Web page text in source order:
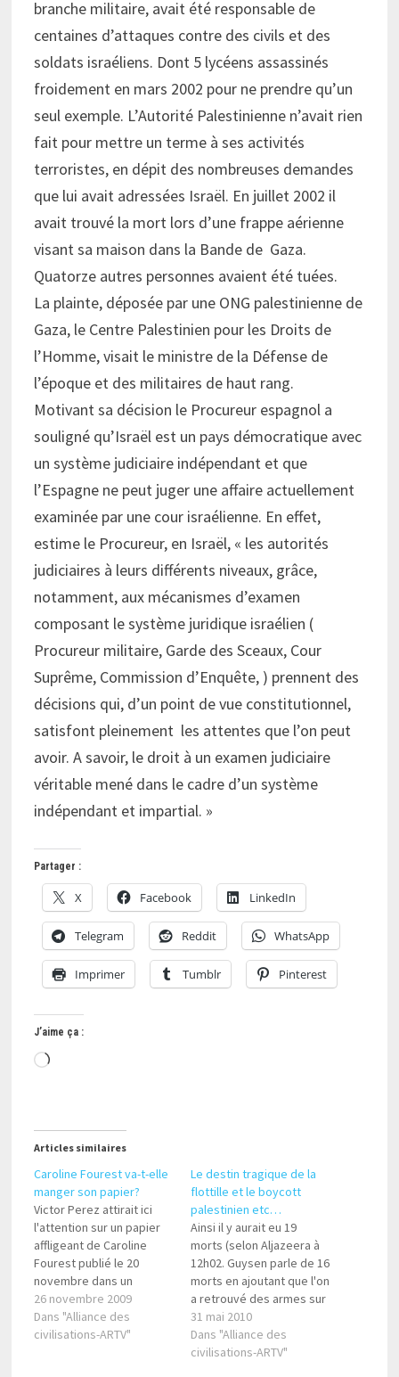
branche militaire, avait été responsable de
centaines d’attaques contre des civils et des
soldats israéliens. Dont 5 lycéens assassinés
froidement en mars 2002 pour ne prendre qu’un
seul exemple. L’Autorité Palestinienne n’avait rien
fait pour mettre un terme à ses activités
terroristes, en dépit des nombreuses demandes
que lui avait adressées Israël. En juillet 2002 il
avait trouvé la mort lors d’une frappe aérienne
visant sa maison dans la Bande de Gaza.
Quatorze autres personnes avaient été tuées.
La plainte, déposée par une ONG palestinienne de
Gaza, le Centre Palestinien pour les Droits de
l’Homme, visait le ministre de la Défense de
l’époque et des militaires de haut rang.
Motivant sa décision le Procureur espagnol a
souligné qu’Israël est un pays démocratique avec
un système judiciaire indépendant et que
l’Espagne ne peut juger une affaire actuellement
examinée par une cour israélienne. En effet,
estime le Procureur, en Israël, « les autorités
judiciaires à leurs différents niveaux, grâce,
notamment, aux mécanismes d’examen
composant le système juridique israélien (
Procureur militaire, Garde des Sceaux, Cour
Suprême, Commission d’Enquête, ) prennent des
décisions qui, d’un point de vue constitutionnel,
satisfont pleinement les attentes que l’on peut
avoir. A savoir, le droit à un examen judiciaire
véritable mené dans le cadre d’un système
indépendant et impartial. »
Partager :
X Facebook LinkedIn
Telegram Reddit WhatsApp
Imprimer Tumblr Pinterest
J’aime ça :
Chargement…
Articles similaires
Caroline Fourest va-t-elle
manger son papier?
Victor Perez attirait ici
l'attention sur un papier
affligeant de Caroline
Fourest publié le 20
novembre dans un
quotidien du soir. Il
commençait ainsi : « Le
gouvernement israélien
26 novembre 2009
Dans "Alliance des
civilisations-ARTV"
Le destin tragique de la
flottille et le boycott
palestinien etc…
Ainsi il y aurait eu 19
morts (selon Aljazeera à
12h02. Guysen parle de 16
morts en ajoutant que l'on
a retrouvé des armes sur
les corps de ces deux
morts, des anarchistes) ;
les activistes n'ont pas
31 mai 2010
Dans "Alliance des
civilisations-ARTV"